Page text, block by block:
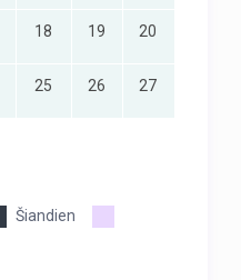
18 19 20
25 26 27
Šiandien